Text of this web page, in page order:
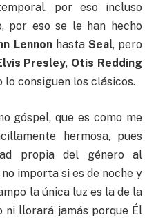
por eso incluso
por eso se le han hecho
Lennonhasta Seal, pero
Presley, Otis Redding
lo consiguen los clásicos.
góspel, que es como me
hermosa, pues
propia del género al
importa si es de noche y
la única luz es la de la
ni llorará jamás porque Él